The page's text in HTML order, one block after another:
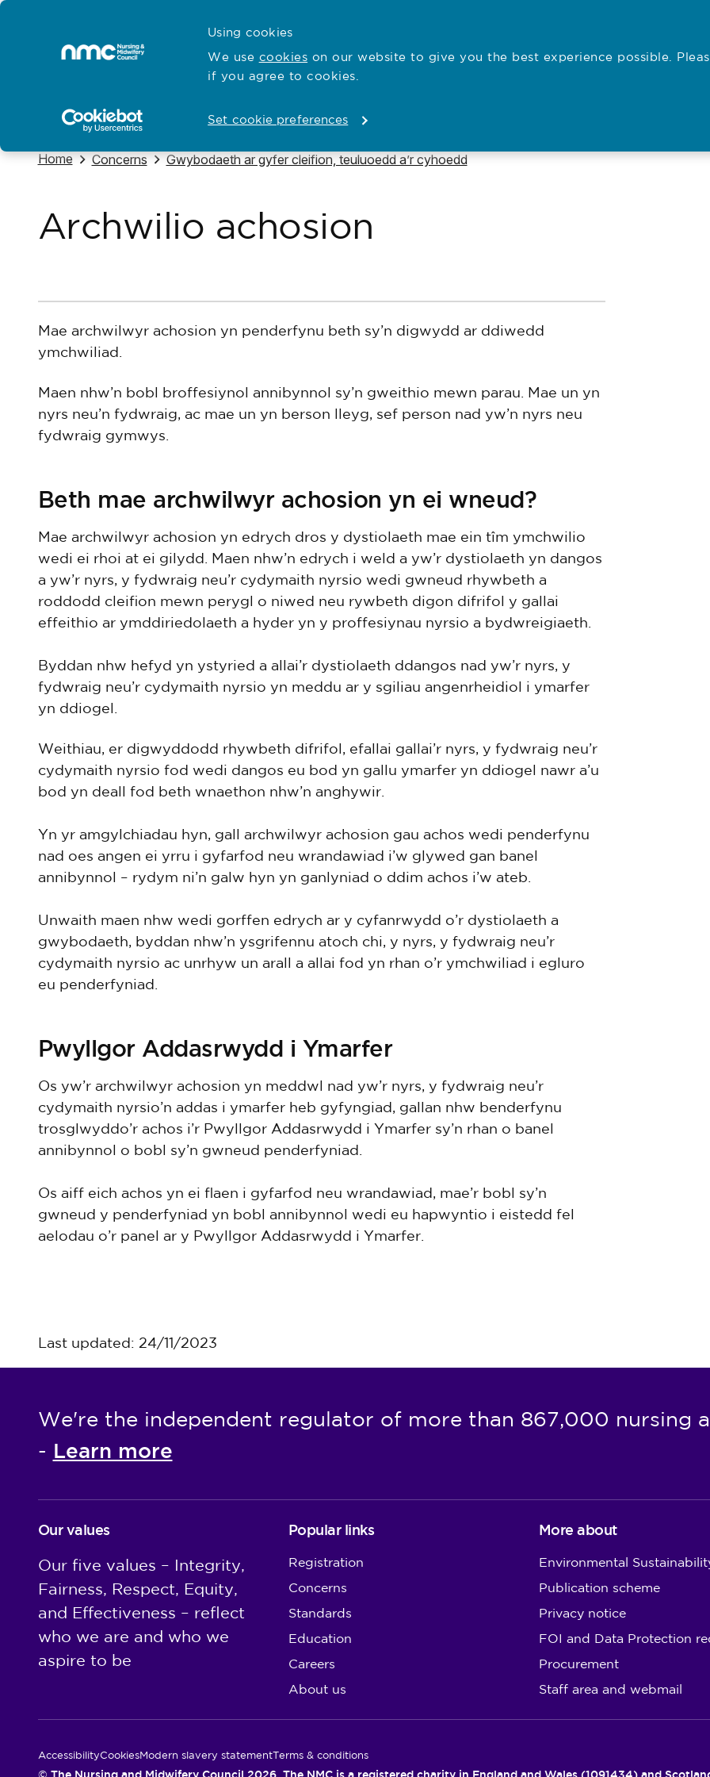
Using cookies
We use cookies on our website to give you the best experience possible.
if you agree to cookies.
Set cookie preferences
Home
Open
Hubs for Open
Standards and education Open
Registration
Navigate to
Home Navigate to
Concerns Navigate to
Gwybodaeth ar gyfer cleifion, teuluoedd a’r cyhoedd
Archwilio achosion
Mae archwilwyr achosion yn penderfynu beth sy’n digwydd ar ddiwedd
ymchwiliad.
Maen nhw’n bobl broffesiynol annibynnol sy’n gweithio mewn parau. Mae un yn
nyrs neu’n fydwraig, ac mae un yn berson lleyg, sef person nad yw’n nyrs neu
fydwraig gymwys.
Beth mae archwilwyr achosion yn ei wneud?
Mae archwilwyr achosion yn edrych dros y dystiolaeth mae ein tîm ymchwilio
wedi ei rhoi at ei gilydd. Maen nhw’n edrych i weld a yw’r dystiolaeth yn dangos
a yw’r nyrs, y fydwraig neu’r cydymaith nyrsio wedi gwneud rhywbeth a
roddodd cleifion mewn perygl o niwed neu rywbeth digon difrifol y gallai
effeithio ar ymddiriedolaeth a hyder yn y proffesiynau nyrsio a bydwreigiaeth.
Byddan nhw hefyd yn ystyried a allai’r dystiolaeth ddangos nad yw’r nyrs, y
fydwraig neu’r cydymaith nyrsio yn meddu ar y sgiliau angenrheidiol i ymarfer
yn ddiogel.
Weithiau, er digwyddodd rhywbeth difrifol, efallai gallai’r nyrs, y fydwraig neu’r
cydymaith nyrsio fod wedi dangos eu bod yn gallu ymarfer yn ddiogel nawr a’u
bod yn deall fod beth wnaethon nhw’n anghywir.
Yn yr amgylchiadau hyn, gall archwilwyr achosion gau achos wedi penderfynu
nad oes angen ei yrru i gyfarfod neu wrandawiad i’w glywed gan banel
annibynnol – rydym ni’n galw hyn yn ganlyniad o ddim achos i’w ateb.
Unwaith maen nhw wedi gorffen edrych ar y cyfanrwydd o’r dystiolaeth a
gwybodaeth, byddan nhw’n ysgrifennu atoch chi, y nyrs, y fydwraig neu’r
cydymaith nyrsio ac unrhyw un arall a allai fod yn rhan o’r ymchwiliad i egluro
eu penderfyniad.
Pwyllgor Addasrwydd i Ymarfer
Os yw’r archwilwyr achosion yn meddwl nad yw’r nyrs, y fydwraig neu’r
cydymaith nyrsio’n addas i ymarfer heb gyfyngiad, gallan nhw benderfynu
trosglwyddo’r achos i’r Pwyllgor Addasrwydd i Ymarfer sy’n rhan o banel
annibynnol o bobl sy’n gwneud penderfyniad.
Os aiff eich achos yn ei flaen i gyfarfod neu wrandawiad, mae’r bobl sy’n
gwneud y penderfyniad yn bobl annibynnol wedi eu hapwyntio i eistedd fel
aelodau o’r panel ar y Pwyllgor Addasrwydd i Ymarfer.
Last updated: 24/11/2023
We're the independent regulator of more than 867,000 nursing
- Learn more
Our values
Our five values – Integrity,
Fairness, Respect, Equity,
and Effectiveness – reflect
who we are and who we
aspire to be
Popular links
Registration
Concerns
Standards
Education
Careers
About us
More about
Environmental
Publication scheme
Privacy notice
FOI and Data Protection
Procurement
Staff area and webmail
Utility Links
AccessibilityCookiesModern slavery statementTerms & conditions